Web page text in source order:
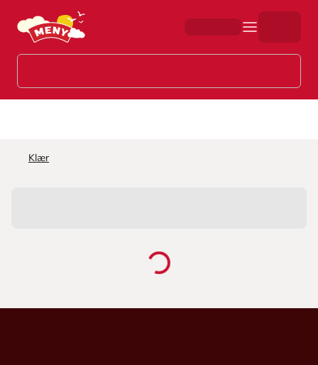
Hopp til hovedinnhold
Klær